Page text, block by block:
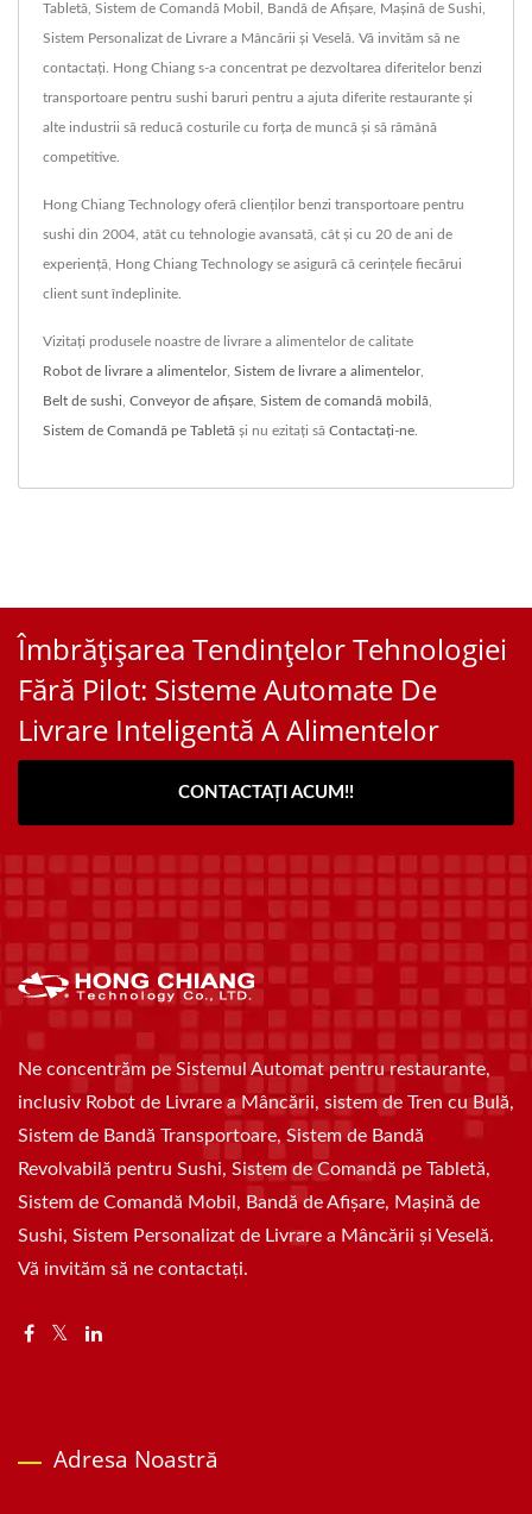
Tabletă, Sistem de Comandă Mobil, Bandă de Afișare, Mașină de Sushi,
Sistem Personalizat de Livrare a Mâncării și Veselă. Vă invităm să ne
contactați. Hong Chiang s-a concentrat pe dezvoltarea diferitelor benzi
transportoare pentru sushi baruri pentru a ajuta diferite restaurante și
alte industrii să reducă costurile cu forța de muncă și să rămână
competitive.
Hong Chiang Technology oferă clienților benzi transportoare pentru
sushi din 2004, atât cu tehnologie avansată, cât și cu 20 de ani de
experiență, Hong Chiang Technology se asigură că cerințele fiecărui
client sunt îndeplinite.
Vizitați produsele noastre de livrare a alimentelor de calitate
Robot de livrare a alimentelor, Sistem de livrare a alimentelor,
Belt de sushi Conveyor de afișare Sistem de comandă mobilă
Sistem de Comandă pe Tabletă și nu ezitați să Contactați-ne
Îmbrățișarea Tendințelor Tehnologiei
Fără Pilot: Sisteme Automate De
Livrare Inteligentă A Alimentelor
CONTACTAȚI ACUM!!
Ne concentrăm pe Sistemul Automat pentru restaurante,
inclusiv Robot de Livrare a Mâncării, sistem de Tren cu Bulă,
Sistem de Bandă Transportoare, Sistem de Bandă
Revolvabilă pentru Sushi, Sistem de Comandă pe Tabletă,
Sistem de Comandă Mobil, Bandă de Afișare, Mașină de
Sushi, Sistem Personalizat de Livrare a Mâncării și Veselă.
Vă invităm să ne contactați.
Adresa Noastră